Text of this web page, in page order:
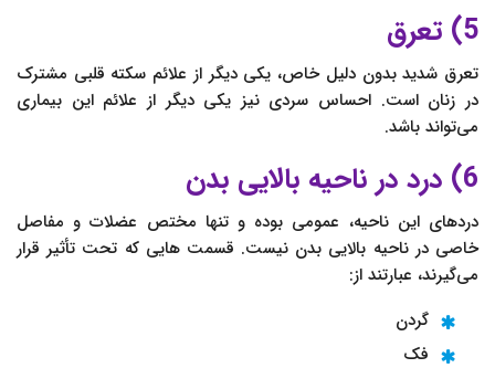
5) تعرق
تعرق شدید بدون دلیل خاص، یکی دیگر از علائم سکته قلبی مشترک
در زنان است. احساس سردی نیز یکی دیگر از علائم این بیماری
می‌تواند باشد.
6) درد در ناحیه بالایی بدن
دردهای این ناحیه، عمومی بوده و تنها مختص عضلات و مفاصل
خاصی در ناحیه بالایی بدن نیست. قسمت هایی که تحت تأثیر قرار
می‌گیرند، عبارتند از:
گردن
فک